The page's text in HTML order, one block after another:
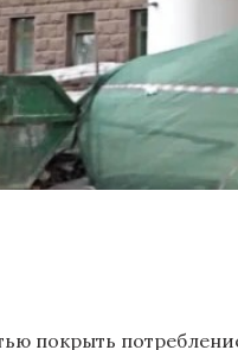
покрыть